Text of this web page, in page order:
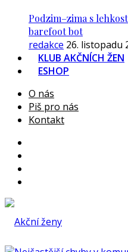
Podzim–zima s
barefoot bot
redakce 26. listopadu
KLUB AKČNÍCH ŽEN
ESHOP
O nás
Piš pro nás
Kontakt